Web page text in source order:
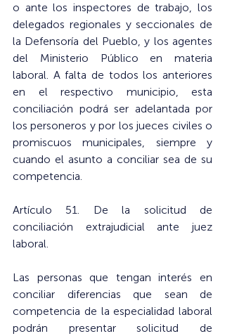
o ante los inspectores de trabajo, los
delegados regionales y seccionales de
la Defensoría del Pueblo, y los agentes
del Ministerio Público en materia
laboral. A falta de todos los anteriores
en el respectivo municipio, esta
conciliación podrá ser adelantada por
los personeros y por los jueces civiles o
promiscuos municipales, siempre y
cuando el asunto a conciliar sea de su
competencia.
Artículo 51. De la solicitud de
conciliación extrajudicial ante juez
laboral.
Las personas que tengan interés en
conciliar diferencias que sean de
competencia de la especialidad laboral
podrán presentar solicitud de